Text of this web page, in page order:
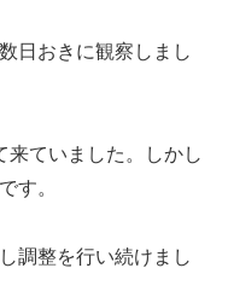
日おきに観察しまし
来ていました。しかし
す。
調整を行い続けまし